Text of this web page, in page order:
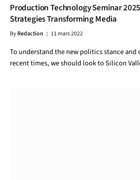
Production Technology Seminar
Strategies Transforming Media
ByRedaction 11 mars 2022
To understand the new politics stance
recent times, we should look to Silicon